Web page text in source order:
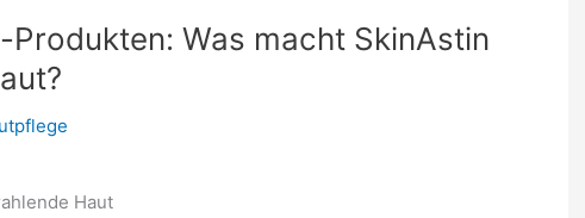
Was macht SkinAstin
Haut